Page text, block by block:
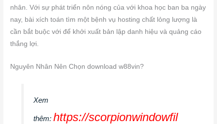
nhân. Với sự phát triển nôn nóng của với khoa học ban ba ngày
nay, bài xích toán tìm một bệnh vụ hosting chất lỏng lượng là
cần bắt buộc với để khởi xuất bản lập danh hiệu và quảng cáo
thắng lợi.
Nguyên Nhân Nên Chọn download w88vin?
Xem
thêm: https://scorpionwindowfil